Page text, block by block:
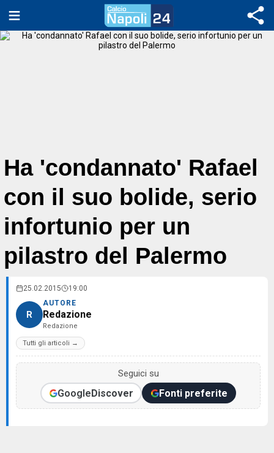
Ha 'condannato' Rafael
con il suo bolide, serio
infortunio per un
pilastro del Palermo
25.02.2015 19:00
R
AUTORE
Redazione
Redazione
Tutti gli articoli →
Seguici su
GoogleDiscover Fonti preferite